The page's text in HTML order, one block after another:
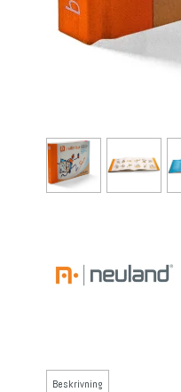
Beskrivning